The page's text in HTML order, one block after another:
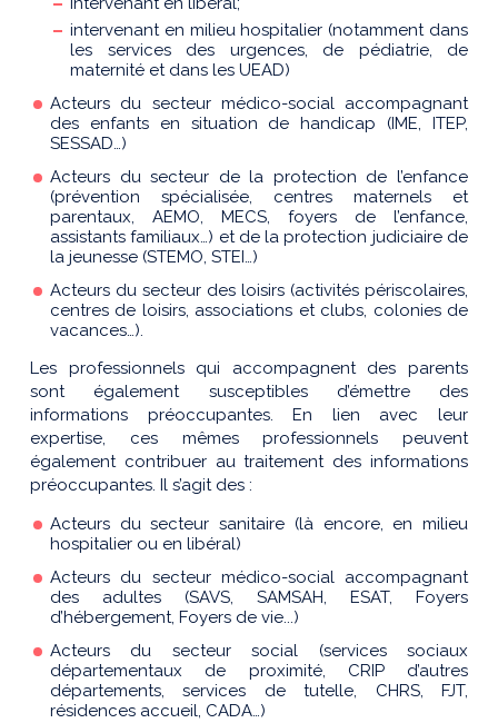
intervenant en milieu hospitalier (notamment dans
les services des urgences, de pédiatrie, de
maternité et dans les UEAD)
Acteurs du secteur médico-social accompagnant
des enfants en situation de handicap (IME, ITEP,
SESSAD…)
Acteurs du secteur de la protection de l’enfance
(prévention spécialisée, centres maternels et
parentaux, AEMO, MECS, foyers de l’enfance,
assistants familiaux…) et de la protection judiciaire de
la jeunesse (STEMO, STEI…)
Acteurs du secteur des loisirs (activités périscolaires,
centres de loisirs, associations et clubs, colonies de
vacances…).
Les professionnels qui accompagnent des parents
sont également susceptibles d’émettre des
informations préoccupantes. En lien avec leur
expertise, ces mêmes professionnels peuvent
également contribuer au traitement des informations
préoccupantes. Il s’agit des :
Acteurs du secteur sanitaire (là encore, en milieu
hospitalier ou en libéral)
Acteurs du secteur médico-social accompagnant
des adultes (SAVS, SAMSAH, ESAT, Foyers
d’hébergement, Foyers de vie...)
Acteurs du secteur social (services sociaux
départementaux de proximité, CRIP d’autres
départements, services de tutelle, CHRS, FJT,
résidences accueil, CADA…)